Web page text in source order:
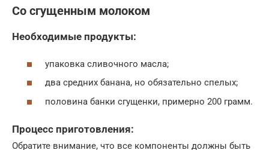
Со сгущенным молоком
Необходимые продукты:
упаковка сливочного масла;
два средних банана, но обязательно спелых;
половина банки сгущенки, примерно 200 грамм.
Процесс приготовления:
Обратите внимание, что все компоненты должны быть